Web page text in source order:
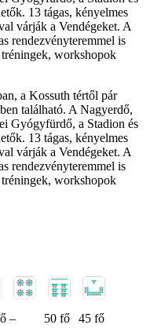
13 tágas, kényelmes
várják a Vendégeket. A
rendezvényteremmel is
workshopok
a Kossuth tértől pár
található. A Nagyerdő,
Gyógyfürdő, a Stadion és
13 tágas, kényelmes
várják a Vendégeket. A
rendezvényteremmel is
workshopok
– 50 fő 45 fő